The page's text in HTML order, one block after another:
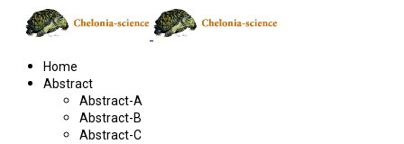
Home
Abstract
Abstract-A
Abstract-B
Abstract-C